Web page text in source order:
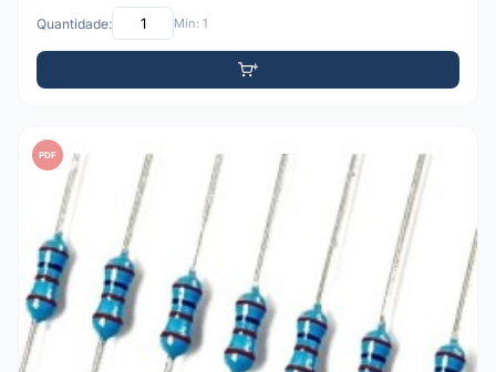
Quantidade: Mín: 1
PDF